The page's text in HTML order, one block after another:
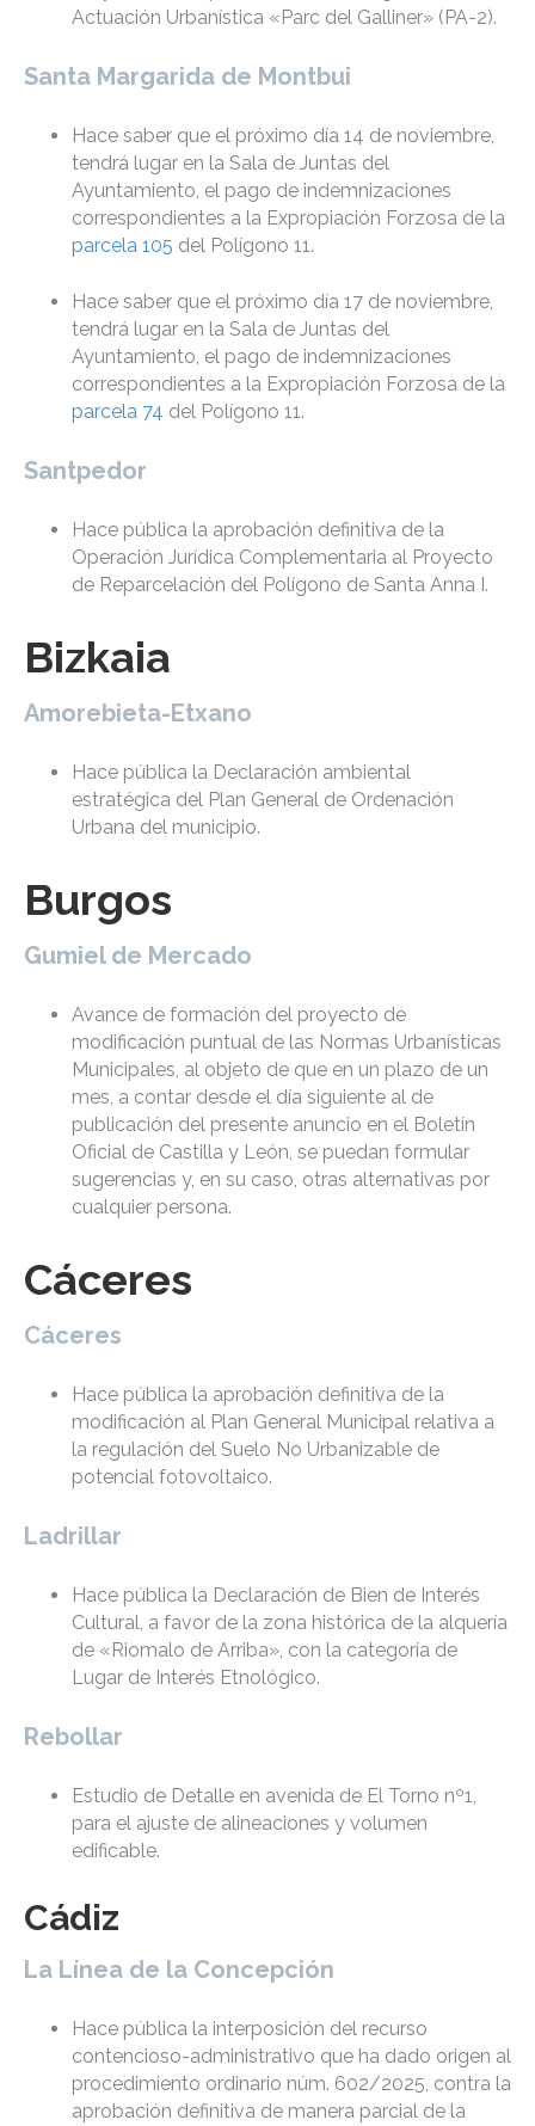
Actuación Urbanística «Parc del Galliner» (PA-2).
Santa Margarida de Montbui
Hace saber que el próximo día 14 de noviembre,
tendrá lugar en la Sala de Juntas del
Ayuntamiento, el pago de indemnizaciones
correspondientes a la Expropiación Forzosa de la
parcela 105 del Polígono 11.
Hace saber que el próximo día 17 de noviembre,
tendrá lugar en la Sala de Juntas del
Ayuntamiento, el pago de indemnizaciones
correspondientes a la Expropiación Forzosa de la
parcela 74 del Polígono 11.
Santpedor
Hace pública la aprobación definitiva de la
Operación Jurídica Complementaria al Proyecto
de Reparcelación del Polígono de Santa Anna I.
Bizkaia
Amorebieta-Etxano
Hace pública la Declaración ambiental
estratégica del Plan General de Ordenación
Urbana del municipio.
Burgos
Gumiel de Mercado
Avance de formación del proyecto de
modificación puntual de las Normas Urbanísticas
Municipales, al objeto de que en un plazo de un
mes, a contar desde el día siguiente al de
publicación del presente anuncio en el Boletín
Oficial de Castilla y León, se puedan formular
sugerencias y, en su caso, otras alternativas por
cualquier persona.
Cáceres
Cáceres
Hace pública la aprobación definitiva de la
modificación al Plan General Municipal relativa a
la regulación del Suelo No Urbanizable de
potencial fotovoltaico.
Ladrillar
Hace pública la Declaración de Bien de Interés
Cultural, a favor de la zona histórica de la alquería
de «Riomalo de Arriba», con la categoría de
Lugar de Interés Etnológico.
Rebollar
Estudio de Detalle en avenida de El Torno nº1,
para el ajuste de alineaciones y volumen
edificable.
Cádiz
La Línea de la Concepción
Hace pública la interposición del recurso
contencioso-administrativo que ha dado origen al
procedimiento ordinario núm. 602/2025, contra la
aprobación definitiva de manera parcial de la